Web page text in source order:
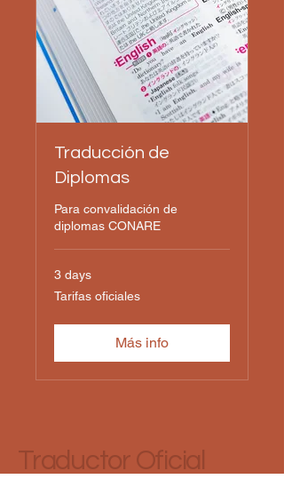
Traducción de
Diplomas
Para convalidación de
diplomas CONARE
3 days
Tarifas
oficiales
Tarifas oficiales
Más info
Traductor Oficial